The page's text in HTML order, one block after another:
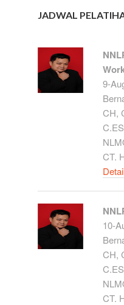
JADWAL
9-
CH,
CT.
10-
CH,
CT.